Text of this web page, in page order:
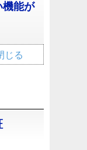
機能が
じる